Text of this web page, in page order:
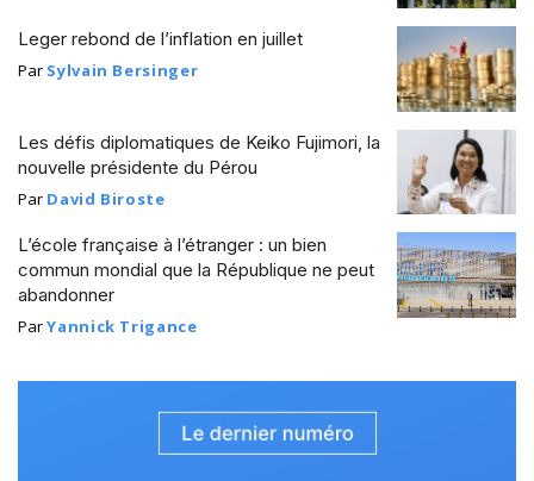
Leger rebond de l’inflation en juillet
Par Sylvain Bersinger
Les défis diplomatiques de Keiko Fujimori, la
nouvelle présidente du Pérou
Par David Biroste
L’école française à l’étranger : un bien
commun mondial que la République ne peut
abandonner
ParYannick Trigance